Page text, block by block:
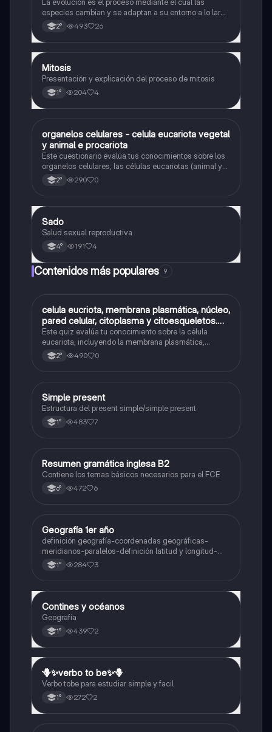
especies cambian y se adaptan a su entorno a lo largo
del tiempo.
2° 493 26
Biología
Mitosis
Presentación y explicación del proceso de mitosis
1° 204 4
OBiología
organelos celulares - celula eucariota vegetal
y animal e procariota
Este cuestionario evalúa tus conocimientos sobre los
organelos celulares, las células eucariotas (animal y
vegetal) y las células procariotas.
2° 290 0
Biología
Sado
Salud sexual reproductiva
4° 191 4
Contenidos más populares 9
CBiología
celula eucriota, membrana plasmática, núcleo,
pared celular, citoplasma y citoesqueletos.
nombre se las partes de la celula eucariota
Este quiz evalúa tu conocimiento sobre la célula
eucariota, incluyendo la membrana plasmática,
núcleo, pared celular, citoplasma y citoesqueleto.
2° 490 0
Inglés
Simple present
Estructura del present simple/simple present
1° 483 7
Inglés
Resumen gramática inglesa B2
Contiene los temas básicos necesarios para el FCE
6° 472 6
Geografía
Geografía 1er año
definición geografía-coordenadas geográficas-
meridianos-paralelos-definición latitud y longitud-
elementos del mapa-definición mapa-localización
relativa y absoluta
1° 284 3
Geografía
Contines y océanos
Geografía
1° 439 2
Inglés
🪻✨️verbo to be✨️🪻
Verbo tobe para estudiar simple y facil
1° 272 2